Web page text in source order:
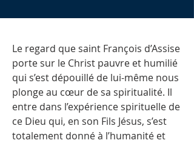
Le regard que saint François d’Assise
porte sur le Christ pauvre et humilié
qui s’est dépouillé de lui-même nous
plonge au cœur de sa spiritualité. Il
entre dans l’expérience spirituelle de
ce Dieu qui, en son Fils Jésus, s’est
totalement donné à l’humanité et